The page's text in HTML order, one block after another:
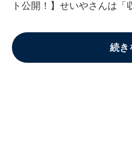
ト公開！】せいやさんは「
続き